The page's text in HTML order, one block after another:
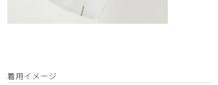
着用イメージ